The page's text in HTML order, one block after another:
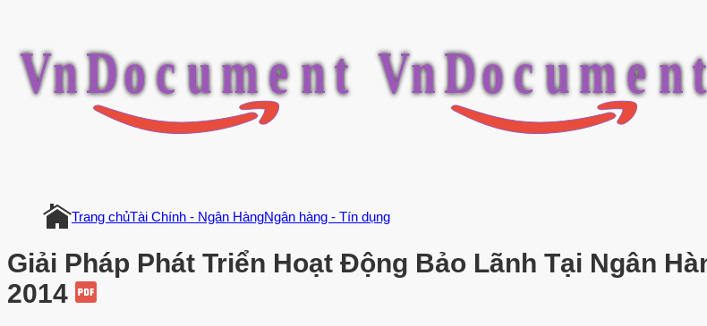
VnDocument VnDocument
Trang chủTài Chính - Ngân HàngNgân hàng - Tín dụng
Giải Pháp Phát Triển Hoạt Động Bảo Lãnh Tại Ngân
2014